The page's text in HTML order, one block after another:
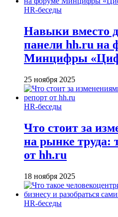
HR-беседы
Навыки вместо
панели hh.ru на
Минцифры
25 ноября 2025
HR-беседы
Что стоит за
на рынке труда:
от hh.ru
18 ноября 2025
HR-беседы